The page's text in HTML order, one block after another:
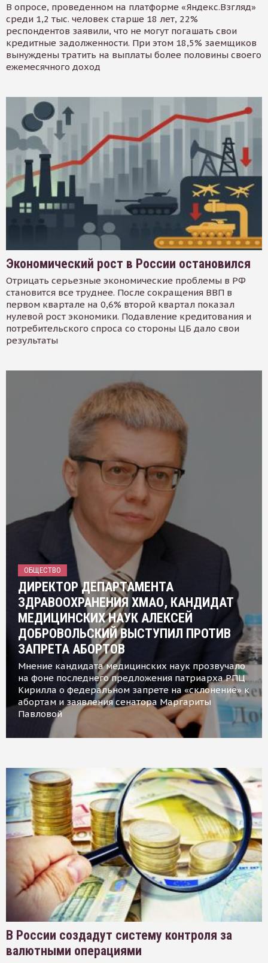
В опросе, проведенном на платформе «Яндекс.Взгляд»
среди 1,2 тыс. человек старше 18 лет, 22%
респондентов заявили, что не могут погашать свои
кредитные задолженности. При этом 18,5% заемщиков
вынуждены тратить на выплаты более половины своего
ежемесячного доход
Экономический рост в России остановился
Отрицать серьезные экономические проблемы в РФ
становится все труднее. После сокращения ВВП в
первом квартале на 0,6% второй квартал показал
нулевой рост экономики. Подавление кредитования и
потребительского спроса со стороны ЦБ дало свои
результаты
ОБЩЕСТВО
ДИРЕКТОР ДЕПАРТАМЕНТА
ЗДРАВООХРАНЕНИЯ ХМАО, КАНДИДАТ
МЕДИЦИНСКИХ НАУК АЛЕКСЕЙ
ДОБРОВОЛЬСКИЙ ВЫСТУПИЛ ПРОТИВ
ЗАПРЕТА АБОРТОВ
Мнение кандидата медицинских наук прозвучало
на фоне последнего предложения патриарха РПЦ
Кирилла о федеральном запрете на «склонение» к
абортам и заявления сенатора Маргариты
Павловой
В России создадут систему контроля за
валютными операциями